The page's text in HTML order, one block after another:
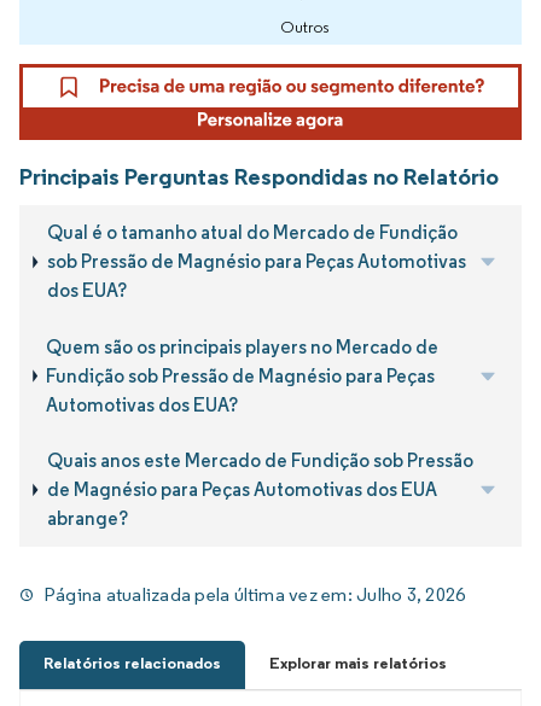
Outros
Principais Perguntas Respondidas no Relatório
Qual é o tamanho atual do Mercado de Fundição
sob Pressão de Magnésio para Peças Automotivas
dos EUA?
Quem são os principais players no Mercado de
Fundição sob Pressão de Magnésio para Peças
Automotivas dos EUA?
Quais anos este Mercado de Fundição sob Pressão
de Magnésio para Peças Automotivas dos EUA
abrange?
Página atualizada pela última vez em:Julho 3, 2026
Relatórios relacionados Explorar mais relatórios